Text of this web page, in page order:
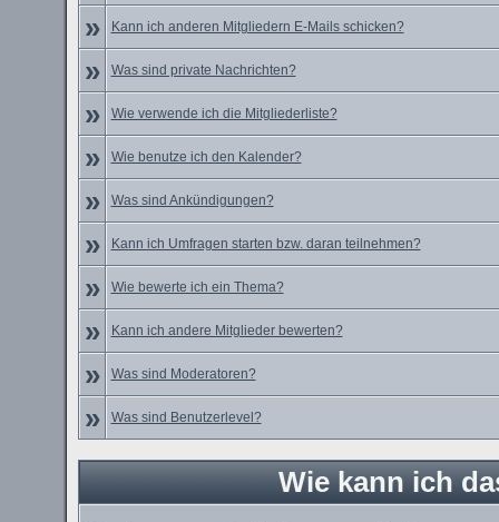
» Kann ich anderen Mitgliedern E-Mails schicken?
» Was sind private Nachrichten?
» Wie verwende ich die Mitgliederliste?
» Wie benutze ich den Kalender?
» Was sind Ankündigungen?
» Kann ich Umfragen starten bzw. daran teilnehmen?
» Wie bewerte ich ein Thema?
» Kann ich andere Mitglieder bewerten?
» Was sind Moderatoren?
» Was sind Benutzerlevel?
Wie kann ich